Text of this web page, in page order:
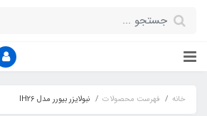
خانه فهرست محصولات نبولایزر بیورر مدل IH26